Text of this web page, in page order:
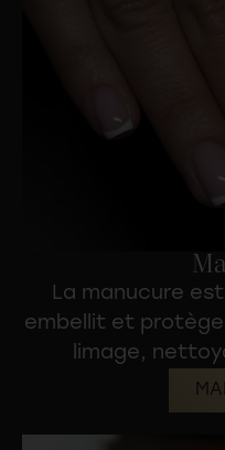
La manucure
embellit et
limage,